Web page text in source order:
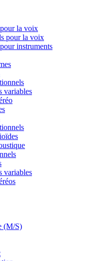
la voix
pour la voix
instruments
variables
variables
(M/S)